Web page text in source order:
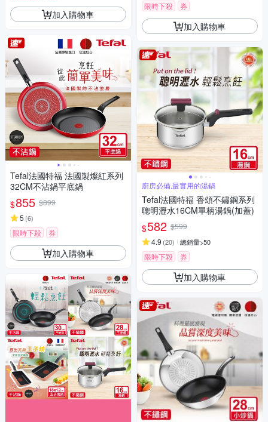
加入購物車
Tefal法國特福 法國製燦紅系列
32CM不沾鍋平底鍋
$855 $899
5 (6)
限時下殺 券
加入購物車
限時下殺 券
加入購物車
廚房必備,最實用的湯鍋
Tefal法國特福 香頌不鏽鋼系列
聰明瀝水16CM單柄湯鍋(加蓋)
$582 $599
4.9 (20) 總銷量>50
限時下殺 券
加入購物車